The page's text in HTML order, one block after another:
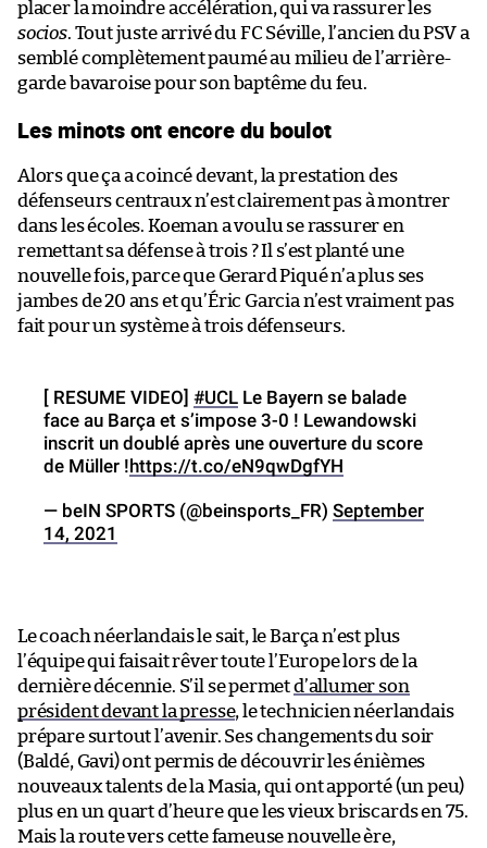
placer la moindre accélération, qui va rassurer les
socios. Tout juste arrivé du FC Séville, l’ancien du PSV a
semblé complètement paumé au milieu de l’arrière-
garde bavaroise pour son baptême du feu.
Les minots ont encore du boulot
Alors que ça a coincé devant, la prestation des
défenseurs centraux n’est clairement pas à montrer
dans les écoles. Koeman a voulu se rassurer en
remettant sa défense à trois ? Il s’est planté une
nouvelle fois, parce que Gerard Piqué n’a plus ses
jambes de 20 ans et qu’Éric Garcia n’est vraiment pas
fait pour un système à trois défenseurs.
[ RESUME VIDEO] #UCL Le Bayern se balade
face au Barça et s’impose 3-0 ! Lewandowski
inscrit un doublé après une ouverture du score
de Müller !https://t.co/eN9qwDgfYH
— beIN SPORTS (@beinsports_FR) September
14, 2021
Le coach néerlandais le sait, le Barça n’est plus
l’équipe qui faisait rêver toute l’Europe lors de la
dernière décennie. S’il se permetd’allumer son
président devant la presse, le technicien néerlandais
prépare surtout l’avenir. Ses changements du soir
(Baldé, Gavi) ont permis de découvrir les énièmes
nouveaux talents de la Masia, qui ont apporté (un peu)
plus en un quart d’heure que les vieux briscards en 75.
Mais la route vers cette fameuse nouvelle ère,